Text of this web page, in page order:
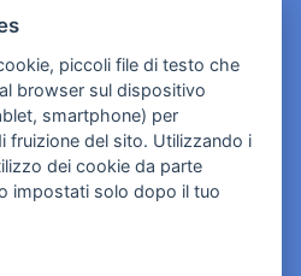
privacypiccoli file di testo che
browser sul dispositivo
smartphone) per
fruizione del sito. Utilizzando i
dei cookie da parte
impostati solo dopo il tuo